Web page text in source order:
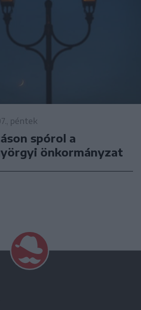
péntek
spórol a
önkormányzat